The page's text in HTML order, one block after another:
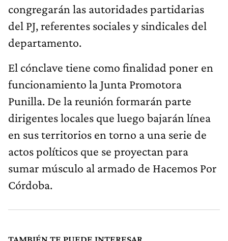
congregarán las autoridades partidarias
del PJ, referentes sociales y sindicales del
departamento.
El cónclave tiene como finalidad poner en
funcionamiento la Junta Promotora
Punilla. De la reunión formarán parte
dirigentes locales que luego bajarán línea
en sus territorios en torno a una serie de
actos políticos que se proyectan para
sumar músculo al armado de Hacemos Por
Córdoba.